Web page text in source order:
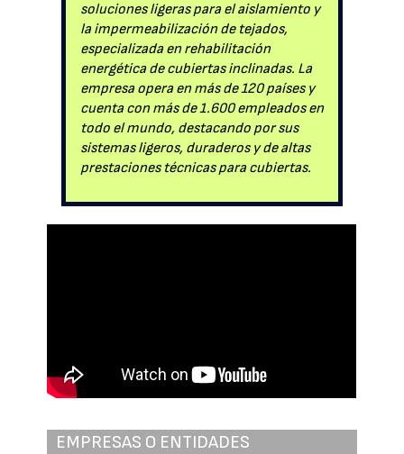
soluciones ligeras para el aislamiento y
la impermeabilización de tejados,
especializada en rehabilitación
energética de cubiertas inclinadas. La
empresa opera en más de 120 países y
cuenta con más de 1.600 empleados en
todo el mundo, destacando por sus
sistemas ligeros, duraderos y de altas
prestaciones técnicas para cubiertas.
EMPRESAS O ENTIDADES